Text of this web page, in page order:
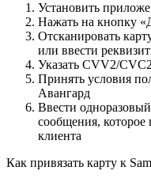
Установить
Нажать на кнопку
Отсканировать
или ввести
Указать CVV2/CVC2
Принять условия
Авангард
Ввести
сообщения,
клиента
Как привязать карту к